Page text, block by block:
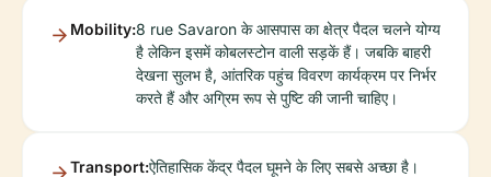
Mobility:8 rue Savaron के आसपास का क्षेत्र पैदल चलने योग्य
है लेकिन इसमें कोबलस्टोन वाली सड़कें हैं। जबकि बाहरी
देखना सुलभ है, आंतरिक पहुंच विवरण कार्यक्रम पर निर्भर
करते हैं और अग्रिम रूप से पुष्टि की जानी चाहिए।
Transport:ऐतिहासिक केंद्र पैदल घूमने के लिए सबसे अच्छा है।